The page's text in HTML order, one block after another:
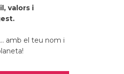
valors i
amb el teu nom i